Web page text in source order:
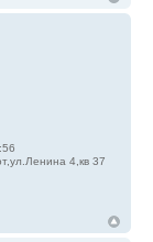
4,кв 37